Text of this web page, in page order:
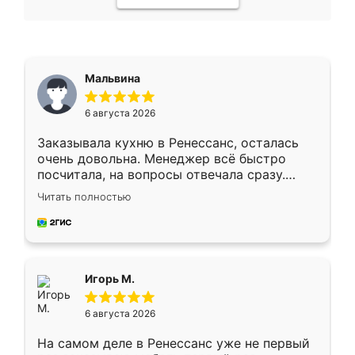
Мальвина
6 августа 2026
Заказывала кухню в Ренессанс, осталась
очень довольна. Менеджер всё быстро
посчитала, на вопросы отвечала сразу.
Замерщик приехал в субботу, подошёл к
делу со всей ответственностью. Собрали
за день, ребята работали аккуратно, даже
Читать полностью
Игорь М.
6 августа 2026
На самом деле в Ренессанс уже не первый